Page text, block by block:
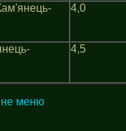
4,0
4,5
меню